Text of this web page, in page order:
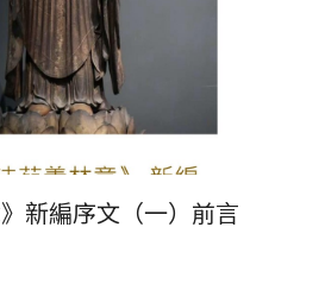
新編序文（一）前言